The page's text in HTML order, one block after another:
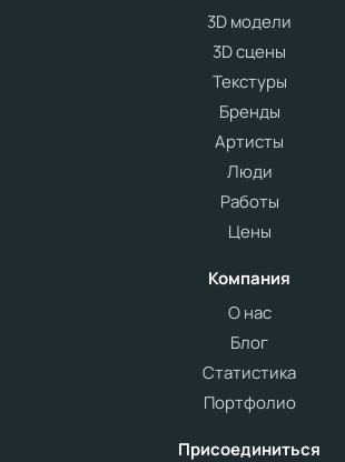
3D модели
3D сцены
Текстуры
Бренды
Артисты
Люди
Работы
Цены
Компания
О нас
Блог
Статистика
Портфолио
Присоединиться